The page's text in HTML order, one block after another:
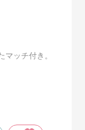
ッチ付き。
くても、缶を